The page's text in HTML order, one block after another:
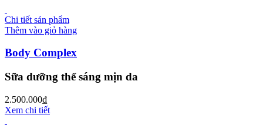
Chi tiết sản phẩm
Thêm vào giỏ hàng
Body Complex
Sữa dưỡng thể sáng mịn da
2.500.000₫
Xem chi tiết